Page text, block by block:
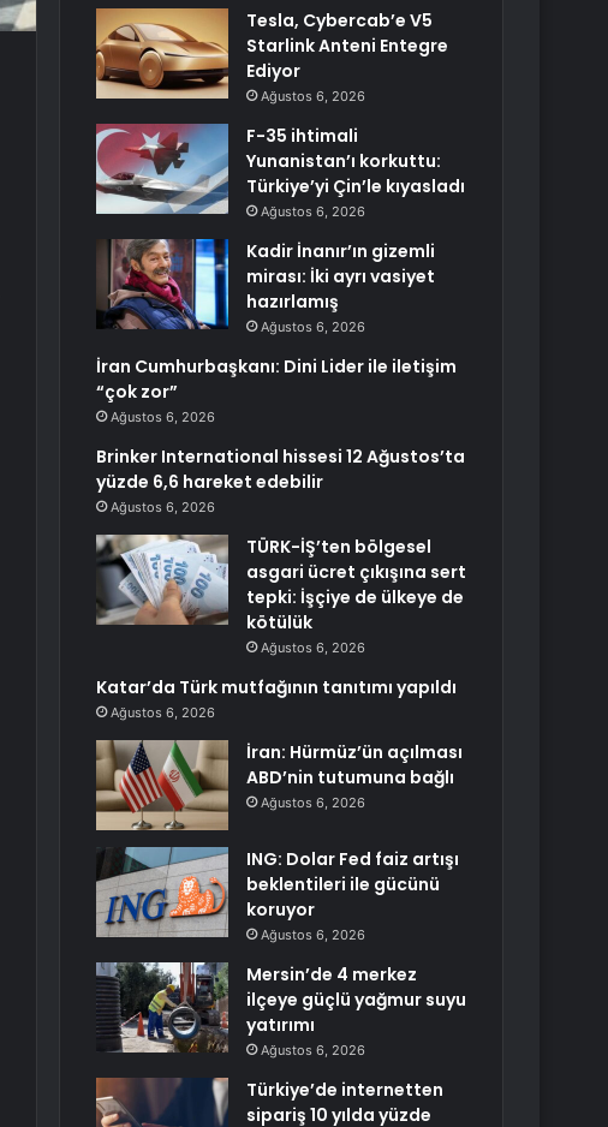
Tesla, Cybercab’e V5
Starlink Anteni Entegre
Ediyor
Ağustos 6, 2026
F-35 ihtimali
Yunanistan’ı korkuttu:
Türkiye’yi Çin’le kıyasladı
Ağustos 6, 2026
Kadir İnanır’ın gizemli
mirası: İki ayrı vasiyet
hazırlamış
Ağustos 6, 2026
İran Cumhurbaşkanı: Dini Lider ile iletişim
“çok zor”
Ağustos 6, 2026
Brinker International hissesi 12 Ağustos’ta
yüzde 6,6 hareket edebilir
Ağustos 6, 2026
TÜRK-İŞ’ten bölgesel
asgari ücret çıkışına sert
tepki: İşçiye de ülkeye de
kötülük
Ağustos 6, 2026
Katar’da Türk mutfağının tanıtımı yapıldı
Ağustos 6, 2026
İran: Hürmüz’ün açılması
ABD’nin tutumuna bağlı
Ağustos 6, 2026
ING: Dolar Fed faiz artışı
beklentileri ile gücünü
koruyor
Ağustos 6, 2026
Mersin’de 4 merkez
ilçeye güçlü yağmur suyu
yatırımı
Ağustos 6, 2026
Türkiye’de internetten
sipariş 10 yılda yüzde